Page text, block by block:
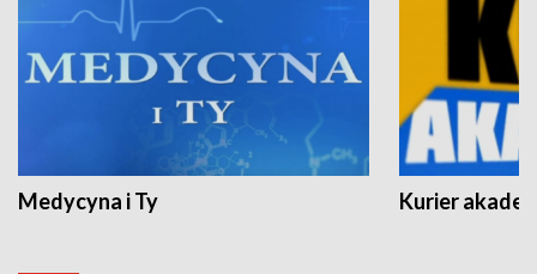
Medycyna i Ty Kurier